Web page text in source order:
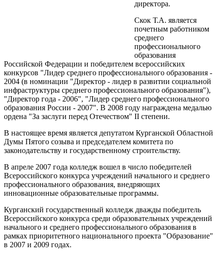
директора.
Скок Т.А. является
почетным работником
среднего
профессионального
образования
Российской Федерации и победителем всероссийских
конкурсов "Лидер среднего профессионального образования -
2004 (в номинации "Директор - лидер в развитии социальной
инфраструктуры среднего профессионального образования"),
"Директор года - 2006", "Лидер среднего профессионального
образования России - 2007". В 2008 году награждена медалью
ордена "За заслуги перед Отечеством" II степени.
В настоящее время является депутатом Курганской Областной
Думы Пятого созыва и председателем комитета по
законодательству и государственному строительству.
В апреле 2007 года колледж вошел в число победителей
Всероссийского конкурса учреждений начального и среднего
профессионального образования, внедряющих
инновационные образовательные программы.
Курганский государственный колледж дважды победитель
Всероссийского конкурса среди образовательных учреждений
начального и среднего профессионального образования в
рамках приоритетного национального проекта "Образование"
в 2007 и 2009 годах.